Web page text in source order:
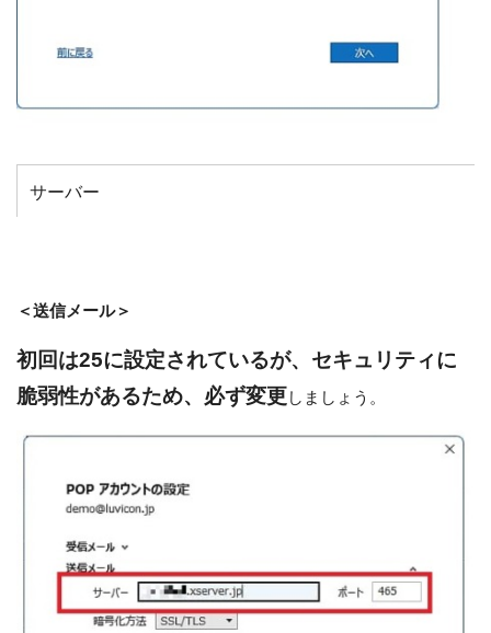
サーバー
ポート（IMAP）
このサーバーでは暗号化された接続（SSL / TLS)が必要
＜送信メール＞
初回は25に設定されているが、セキュリティに
脆弱性があるため、必ず変更しましょう。